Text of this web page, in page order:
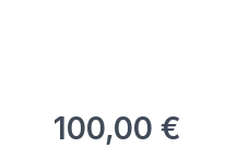
Regulärer Preis:
100,00 €